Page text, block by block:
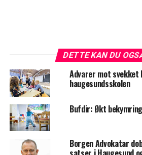
DETTE KAN DU
Advarer mot
haugesundsskolen
Bufdir: Økt
Borgen Advokatar